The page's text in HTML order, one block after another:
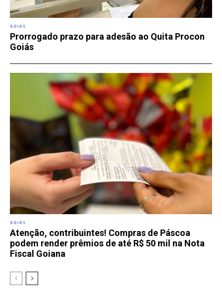
GOIÁS
Prorrogado prazo para adesão ao Quita Procon
Goiás
GOIÁS
Atenção, contribuintes! Compras de Páscoa
podem render prêmios de até R$ 50 mil na Nota
Fiscal Goiana